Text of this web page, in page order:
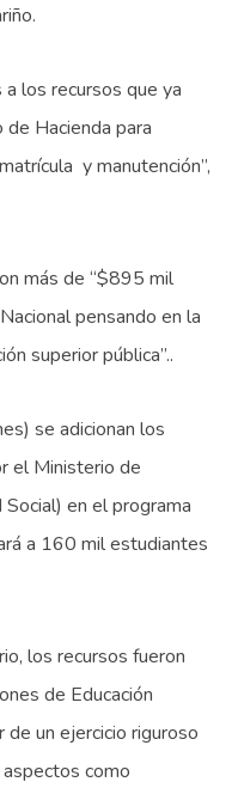
los recursos que ya
Hacienda para
y manutención”,
más de “$895 mil
pensando en la
superior pública”..
se adicionan los
el Ministerio de
en el programa
a 160 mil estudiantes
los recursos fueron
de Educación
de un ejercicio riguroso
como